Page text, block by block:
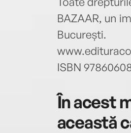
BAZAAR, un
București.
ISBN
În acest
această